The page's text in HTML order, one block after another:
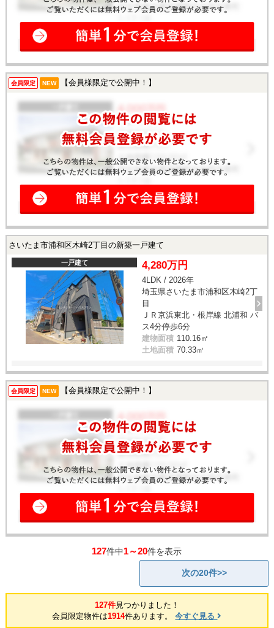
会員限定 NEW 【会員様限定で公開中！】
さいたま市浦和区木崎2丁目の新築一戸建て
一戸建て 4,280万円
4LDK / 2026年
埼玉県さいたま市浦和区木崎2丁
目
ＪＲ京浜東北・根岸線 北浦和 バ
ス4分停歩6分
建物面積 110.16㎡
土地面積 70.33㎡
会員限定 NEW 【会員様限定で公開中！】
127件中1～20件を表示
次の20件>>
127件見つかりました！
会員限定物件は1914件あります。今すぐ見る